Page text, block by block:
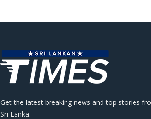
Get the latest breaking news and top stories
Sri Lanka.